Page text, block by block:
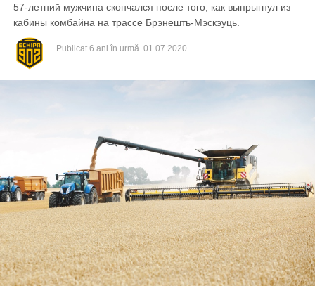
Inculpatul și-a recunoscut integral vinovăția pentru faptele
57-летний мужчина скончался после того, как выпрыгнул из
кабины комбайна на трассе Брэнешть-Мэскэуць.
Publicat 6 ani în urmă 01.07.2020